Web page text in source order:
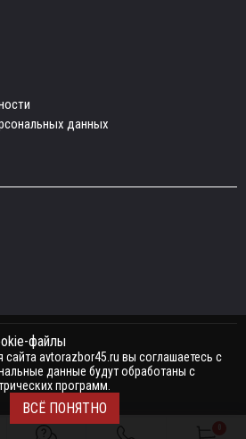
данных
файлы
avtorazbor45.ru вы соглашаетесь с
данные будут обработаны с
программ.
ВСЁ ПОНЯТНО